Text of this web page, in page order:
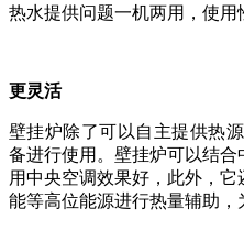
热水提供问题一机两用，使用
更灵活
壁挂炉除了可以自主提供热
备进行使用。壁挂炉可以结
用中央空调效果好，此外，
能等高位能源进行热量辅助，